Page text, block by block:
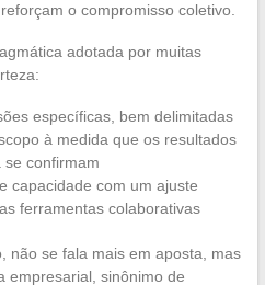
o compromisso coletivo.
adotada por muitas
específicas, bem delimitadas
à medida que os resultados
confirmam
capacidade com um ajuste
ferramentas colaborativas
não se fala mais em aposta, mas
empresarial, sinônimo de